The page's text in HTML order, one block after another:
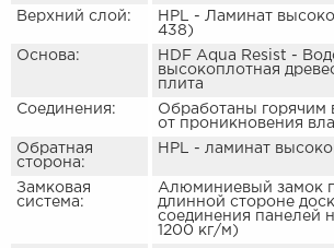
Верхний слой:
HPL - Ламинат
438)
Основа:
HDF Aqua Resist -
высокоплотная
плита
Соединения:
Обработаны горячим
от проникновения
Обратная
сторона:
HPL - ламинат
Замковая
система:
Aлюминиевый замок
длинной стороне
соединения панелей
1200 кг/м)